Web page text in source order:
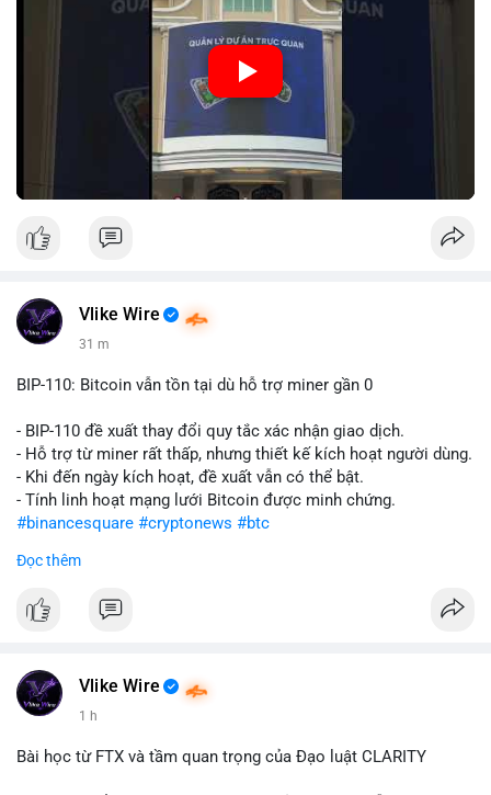
🎥 Xem video trực tiếp tại:
Vlike Wire
31 m
BIP-110: Bitcoin vẫn tồn tại dù hỗ trợ miner gần 0
- BIP-110 đề xuất thay đổi quy tắc xác nhận giao dịch.
- Hỗ trợ từ miner rất thấp, nhưng thiết kế kích hoạt người dùng.
- Khi đến ngày kích hoạt, đề xuất vẫn có thể bật.
- Tính linh hoạt mạng lưới Bitcoin được minh chứng.
#binancesquare #cryptonews #btc
$btc
#vlikevn #titanbot
Đọc thêm
Vlike Wire
1 h
Bài học từ FTX và tầm quan trọng của Đạo luật CLARITY